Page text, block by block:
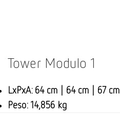
Tower Modulo 1
LxPxA: 64 cm | 64 cm | 67 cm
Peso: 14,856 kg